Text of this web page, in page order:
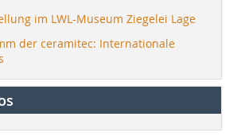
im LWL-Museum Ziegelei Lage
der ceramitec: Internationale